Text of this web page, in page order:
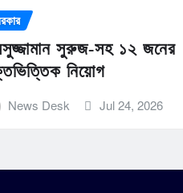
সুরুজ-সহ ১২ জনের
নিয়োগ
News Desk Jul 24, 2026